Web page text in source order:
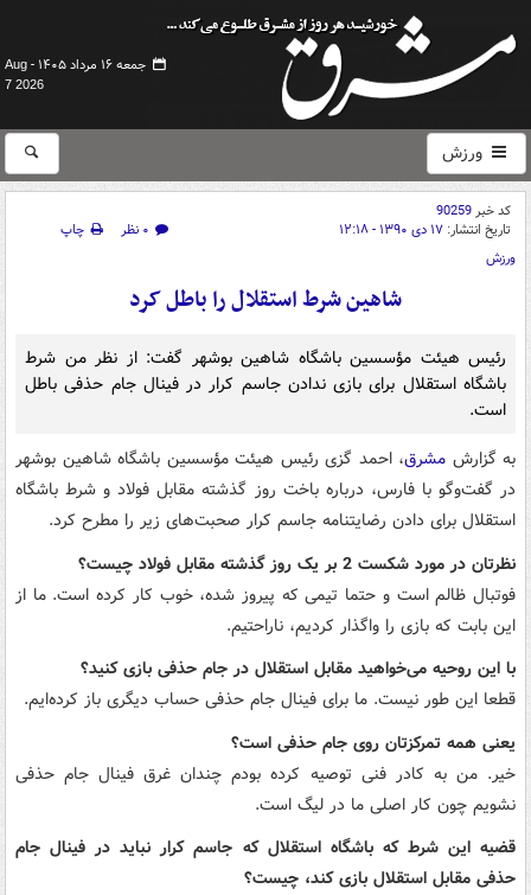
جمعه ۱۶ مرداد ۱۴۰۵ -
Aug
7 2026
ورزش
کد خبر90259
تاریخ انتشار: ۱۷ دی ۱۳۹۰ - ۱۲:۱۸ ۰ نظر
چاپ
ورزش
شاهین شرط استقلال را باطل کرد
رئیس هیئت مؤسسین باشگاه شاهین بوشهر گفت: از نظر من شرط
باشگاه استقلال برای بازی ندادن جاسم کرار در فینال جام حذفی باطل
است.
به گزارش مشرق، احمد گزی رئیس هیئت مؤسسین باشگاه شاهین بوشهر
در گفت‌وگو با فارس، درباره باخت روز گذشته مقابل فولاد و شرط باشگاه
استقلال برای دادن رضایتنامه جاسم کرار صحبت‌های زیر را مطرح کرد.
نظرتان در مورد شکست 2 بر یک روز گذشته مقابل فولاد چیست؟
فوتبال ظالم است و حتما تیمی که پیروز شده، خوب کار کرده است. ما از
این بابت که بازی را واگذار کردیم، ناراحتیم.
با این روحیه می‌خواهید مقابل استقلال در جام حذفی بازی کنید؟
قطعا این طور نیست. ما برای فینال جام حذفی حساب دیگری باز کرده‌ایم.
یعنی همه تمرکزتان روی جام حذفی است؟
خیر. من به کادر فنی توصیه کرده بودم چندان غرق فینال جام حذفی
نشویم چون کار اصلی ما در لیگ است.
قضیه این شرط که باشگاه استقلال که جاسم کرار نباید در فینال جام
حذفی مقابل استقلال بازی کند، چیست؟